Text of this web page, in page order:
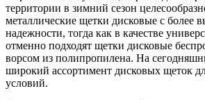
территории в зимний сезон
металлические щетки дисковые с более
надежности, тогда как в качестве
отменно подходят щетки дисковые
ворсом из полипропилена. На
широкий ассортимент дисковых щеток
условий.